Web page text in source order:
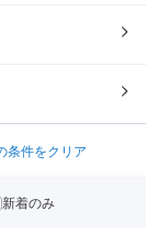
条件をクリア
新着のみ